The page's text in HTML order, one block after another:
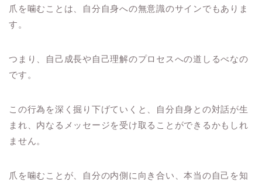
爪を噛むことは、自分自身への無意識のサインでもありま
す。
つまり、自己成長や自己理解のプロセスへの道しるべなの
です。
この行為を深く掘り下げていくと、自分自身との対話が生
まれ、内なるメッセージを受け取ることができるかもしれ
ません。
爪を噛むことが、自分の内側に向き合い、本当の自己を知